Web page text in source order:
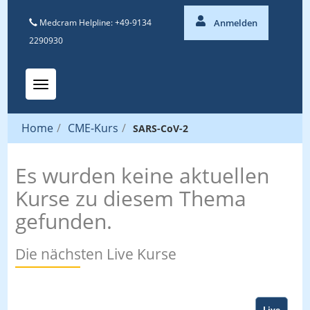
Medcram Helpline: +49-9134
2290930
Anmelden
Toggle navigation
Home / CME-Kurs / SARS-CoV-2
Es wurden keine aktuellen
Kurse zu diesem Thema
gefunden.
Die nächsten Live Kurse